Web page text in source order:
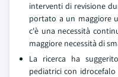
interventi di revisione
portato a un maggiore
c'è una necessità
maggiore necessità di
La ricerca ha
pediatrici con